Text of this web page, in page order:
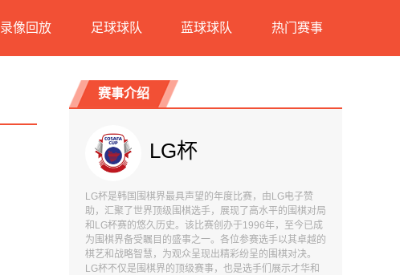
录像回放 足球球队 蓝球球队 热门赛事
赛事介绍
LG杯
LG杯是韩国围棋界最具声望的年度比赛，由LG电子赞
助，汇聚了世界顶级围棋选手，展现了高水平的围棋对局
和LG杯赛的悠久历史。该比赛创办于1996年，至今已成
为围棋界备受瞩目的盛事之一。各位参赛选手以其卓越的
棋艺和战略智慧，为观众呈现出精彩纷呈的围棋对决。
LG杯不仅是围棋界的顶级赛事，也是选手们展示才华和